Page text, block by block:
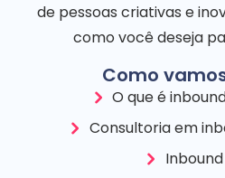
de pessoas criativas e
como você deseja
Como
O que é
Consultoria em